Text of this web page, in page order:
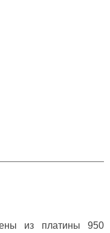
из платины 950